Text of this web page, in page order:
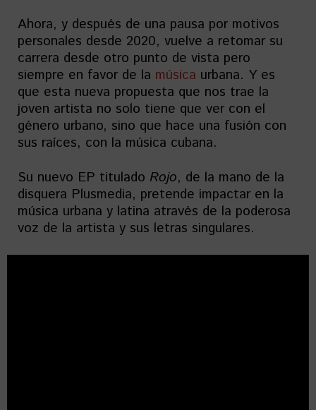
Ahora, y después de una pausa por motivos
personales desde 2020, vuelve a retomar su
carrera desde otro punto de vista pero
siempre en favor de la música urbana. Y es
que esta nueva propuesta que nos trae la
joven artista no solo tiene que ver con el
género urbano, sino que hace una fusión con
sus raíces, con la música cubana.
Su nuevo EP titulado Rojo, de la mano de la
disquera Plusmedia, pretende impactar en la
música urbana y latina através de la poderosa
voz de la artista y sus letras singulares.